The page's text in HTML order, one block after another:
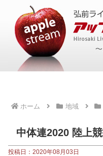
ホーム 地域
中体連2020 陸上
投稿日：2020年08月03日